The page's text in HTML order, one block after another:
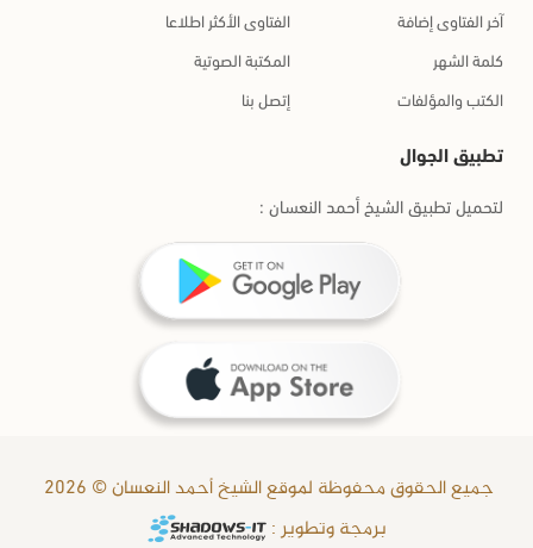
آخر الفتاوى إضافة
الفتاوى الأكثر اطلاعا
كلمة الشهر
المكتبة الصوتية
الكتب والمؤلفات
إتصل بنا
تطبيق الجوال
لتحميل تطبيق الشيخ أحمد النعسان :
جميع الحقوق محفوظة لموقع الشيخ أحمد النعسان © 2026
برمجة وتطوير :